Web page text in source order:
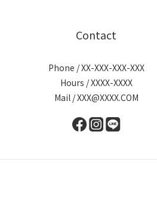
Contact
Phone / XX-XXX-XXX-XXX
Hours / XXXX-XXXX
Mail / XXX@XXXX.COM